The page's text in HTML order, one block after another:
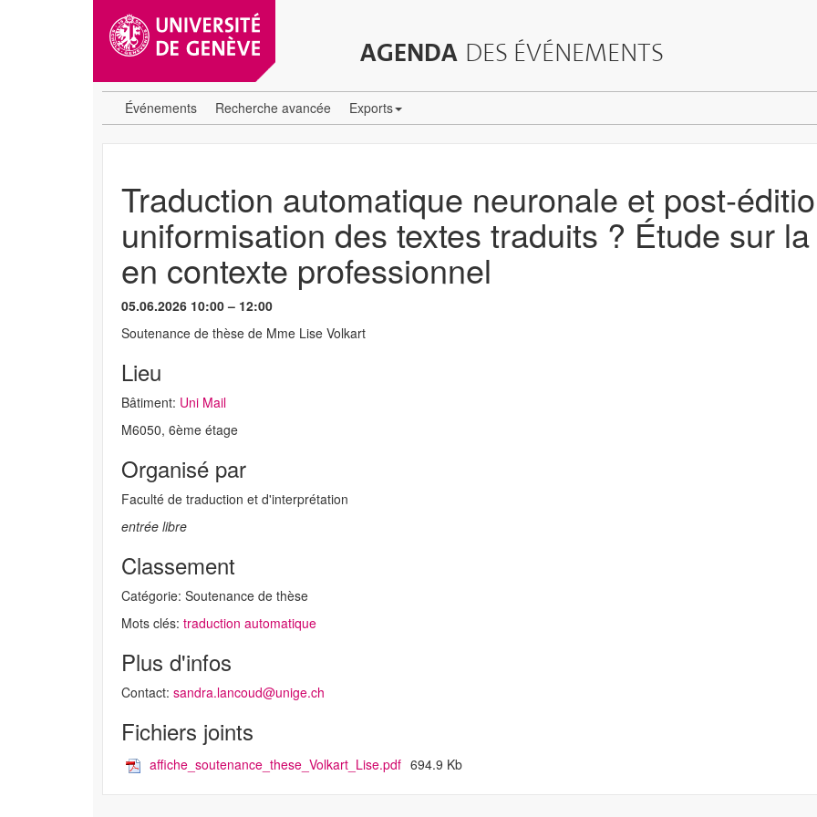
AGENDA DES ÉVÉNEMENTS
Événements Recherche avancée Exports
Traduction automatique neuronale et post-
uniformisation des textes traduits ? Étude sur
en contexte professionnel
05.06.2026 10:00 – 12:00
Soutenance de thèse de Mme Lise Volkart
Lieu
Bâtiment: Uni Mail
M6050, 6ème étage
Organisé par
Faculté de traduction et d'interprétation
entrée libre
Classement
Catégorie: Soutenance de thèse
Mots clés: traduction automatique
Plus d'infos
Contact: sandra.lancoud@unige.ch
Fichiers joints
affiche_soutenance_these_Volkart_Lise.pdf 694.9 Kb